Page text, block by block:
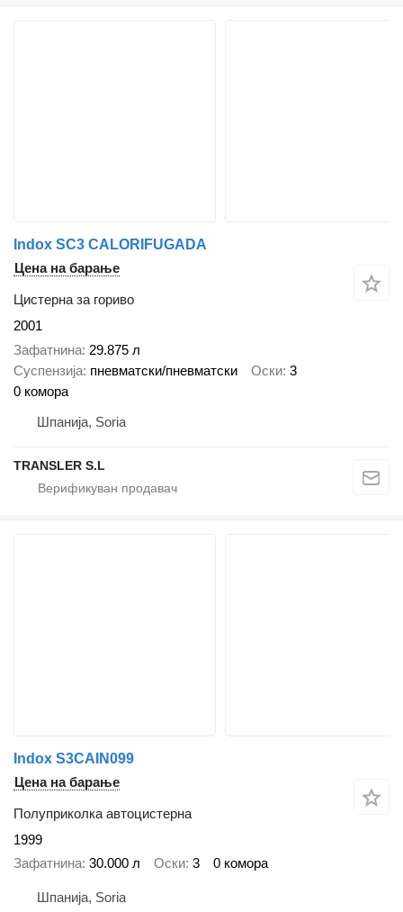
Indox SC3 CALORIFUGADA
Цена на барање
Цистерна за гориво
2001
Зафатнина 29.875 л
Суспензија пневматски/пневматски Оски 3
0 комора
Шпанија, Soria
TRANSLER S.L
Indox S3CAIN099
Цена на барање
Полуприколка автоцистерна
1999
Зафатнина 30.000 л Оски 3 0 комора
Шпанија, Soria